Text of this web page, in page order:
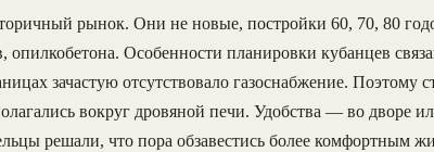
рынок. Они не новые, постройки 60, 70, 80
опилкобетона. Особенности планировки кубанцев
зачастую отсутствовало газоснабжение. Поэтому
вокруг дровяной печи. Удобства — во дворе
решали, что пора обзавестись более комфортным